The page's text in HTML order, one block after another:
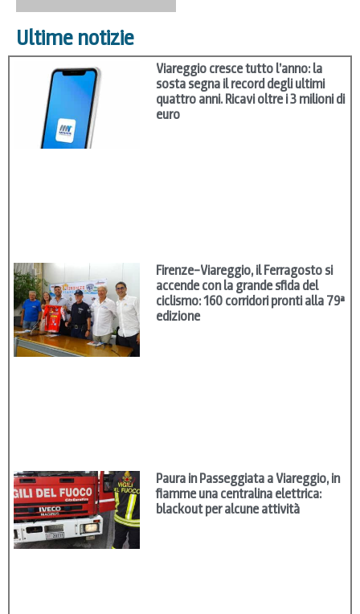
Ultime notizie
Viareggio cresce tutto l’anno: la
sosta segna il record degli ultimi
quattro anni. Ricavi oltre i 3 milioni di
euro
Firenze–Viareggio, il Ferragosto si
accende con la grande sfida del
ciclismo: 160 corridori pronti alla 79ª
edizione
Paura in Passeggiata a Viareggio, in
fiamme una centralina elettrica:
blackout per alcune attività